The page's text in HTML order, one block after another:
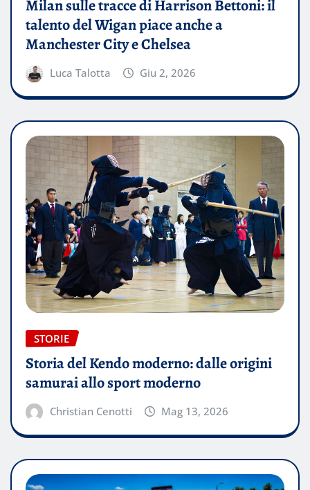
Milan sulle tracce di Harrison Bettoni: il
talento del Wigan piace anche a
Manchester City e Chelsea
Luca Talotta Giu 2, 2026
STORIE
Storia del Kendo moderno: dalle origini
samurai allo sport moderno
Christian Cenotti Mag 13, 2026